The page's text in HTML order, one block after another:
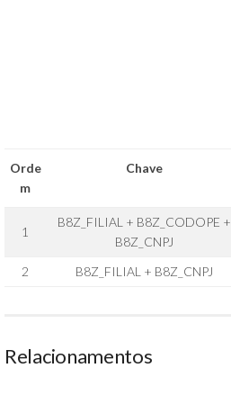
Orde
m
Chave
1
B8Z_FILIAL + B8Z_CODOPE +
B8Z_CNPJ
2
B8Z_FILIAL + B8Z_CNPJ
Relacionamentos